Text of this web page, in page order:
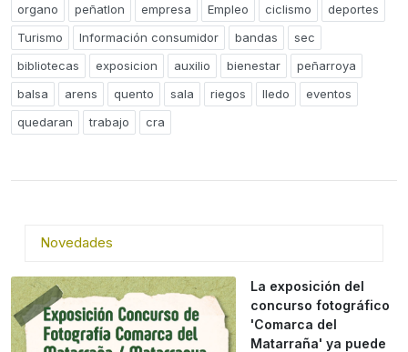
organo
peñatlon empresa Empleo ciclismo
deportes
Turismo
Información consumidor bandas
sec
bibliotecas
exposicion auxilio bienestar
peñarroya
balsa
arens quento sala riegos lledo
eventos
quedaran
trabajo cra
Novedades
La exposición del
concurso fotográfico
'Comarca del
Matarraña' ya puede